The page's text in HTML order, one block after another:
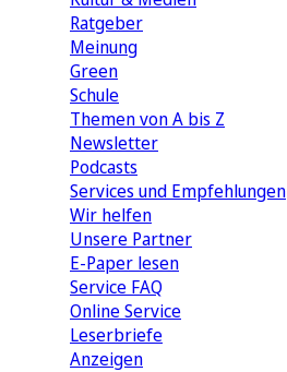
Ratgeber
Meinung
Green
Schule
Themen von A bis Z
Newsletter
Podcasts
Services und Empfehlungen
Wir helfen
Unsere Partner
E-Paper lesen
Service FAQ
Online Service
Leserbriefe
Anzeigen